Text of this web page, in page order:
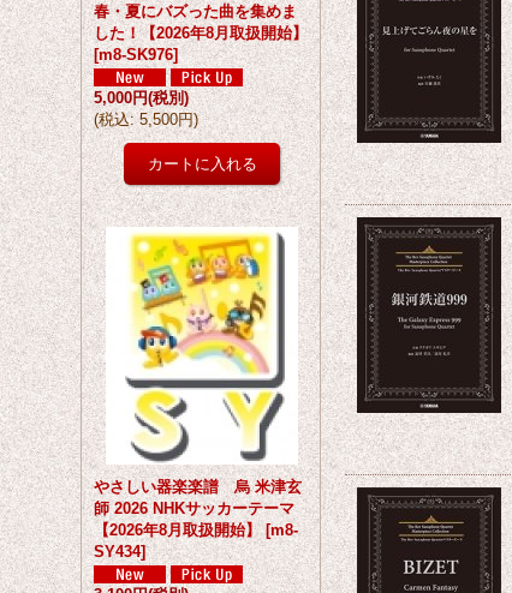
春・夏にバズった曲を集めま
した！【2026年8月取扱開始】
[m8-SK976]
5,000円(税別)
(税込: 5,500円)
やさしい器楽楽譜 烏 米津玄
師 2026 NHKサッカーテーマ
【2026年8月取扱開始】 [m8-
SY434]